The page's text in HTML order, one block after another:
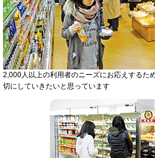
2,000人以上の利用者のニーズにお応えするた
切にしていきたいと思っています